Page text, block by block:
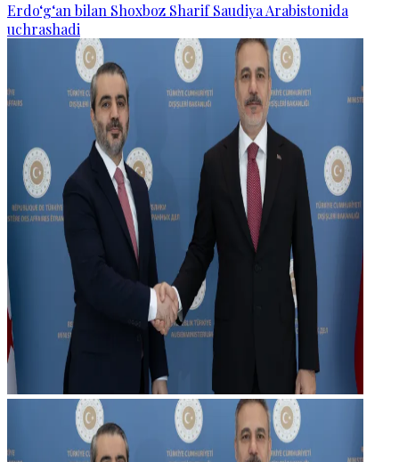
Erdo‘g‘an bilan Shoxboz Sharif Saudiya Arabistonida
uchrashadi